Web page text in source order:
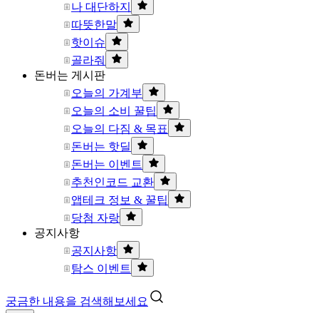
나 대단하지
따뜻한말
핫이슈
골라줘
돈버는 게시판
오늘의 가계부
오늘의 소비 꿀팁
오늘의 다짐 & 목표
돈버는 핫딜
돈버는 이벤트
추천인코드 교환
앱테크 정보 & 꿀팁
당첨 자랑
공지사항
공지사항
탐스 이벤트
궁금한 내용을 검색해보세요